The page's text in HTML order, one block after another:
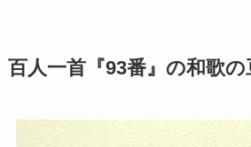
百人一首『93番』の和歌の